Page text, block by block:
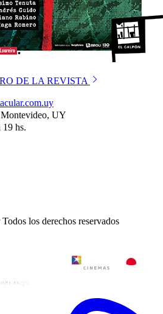
DE LA REVISTA
UY
hs.
Todos los derechos reservados